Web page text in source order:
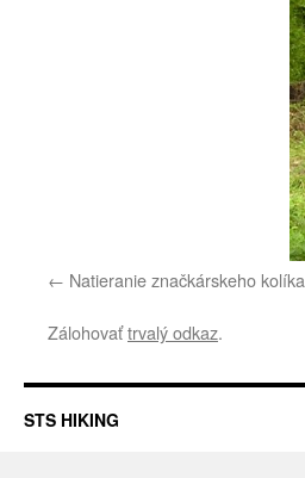
Natieranie značkárskeho kolíka
Zálohovaťtrvalý odkaz.
STS HIKING